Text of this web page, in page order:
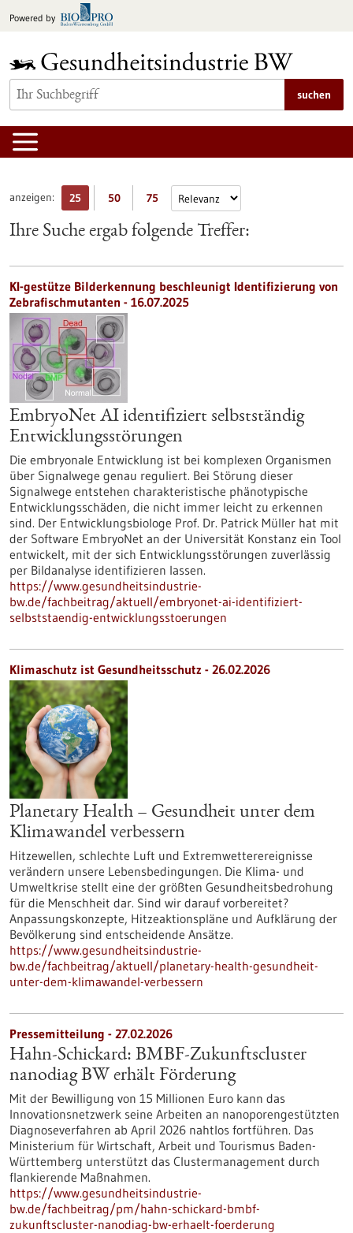
Inhalt
Powered by
suchen
anzeigen: 25 50 75
Ihre Suche ergab folgende Treffer:
KI-gestütze Bilderkennung beschleunigt Identifizierung von
Zebrafischmutanten - 16.07.2025
EmbryoNet AI identifiziert selbstständig
Entwicklungsstörungen
Die embryonale Entwicklung ist bei komplexen Organismen
über Signalwege genau reguliert. Bei Störung dieser
Signalwege entstehen charakteristische phänotypische
Entwicklungsschäden, die nicht immer leicht zu erkennen
sind. Der Entwicklungsbiologe Prof. Dr. Patrick Müller hat mit
der Software EmbryoNet an der Universität Konstanz ein Tool
entwickelt, mit der sich Entwicklungsstörungen zuverlässig
per Bildanalyse identifizieren lassen.
https://www.gesundheitsindustrie-
bw.de/fachbeitrag/aktuell/embryonet-ai-identifiziert-
selbststaendig-entwicklungsstoerungen
Klimaschutz ist Gesundheitsschutz - 26.02.2026
Planetary Health – Gesundheit unter dem
Klimawandel verbessern
Hitzewellen, schlechte Luft und Extremwetterereignisse
verändern unsere Lebensbedingungen. Die Klima- und
Umweltkrise stellt eine der größten Gesundheitsbedrohung
für die Menschheit dar. Sind wir darauf vorbereitet?
Anpassungskonzepte, Hitzeaktionspläne und Aufklärung der
Bevölkerung sind entscheidende Ansätze.
https://www.gesundheitsindustrie-
bw.de/fachbeitrag/aktuell/planetary-health-gesundheit-
unter-dem-klimawandel-verbessern
Pressemitteilung - 27.02.2026
Hahn-Schickard: BMBF-Zukunftscluster
nanodiag BW erhält Förderung
Mit der Bewilligung von 15 Millionen Euro kann das
Innovationsnetzwerk seine Arbeiten an nanoporengestützten
Diagnoseverfahren ab April 2026 nahtlos fortführen. Das
Ministerium für Wirtschaft, Arbeit und Tourismus Baden-
Württemberg unterstützt das Clustermanagement durch
flankierende Maßnahmen.
https://www.gesundheitsindustrie-
bw.de/fachbeitrag/pm/hahn-schickard-bmbf-
zukunftscluster-nanodiag-bw-erhaelt-foerderung